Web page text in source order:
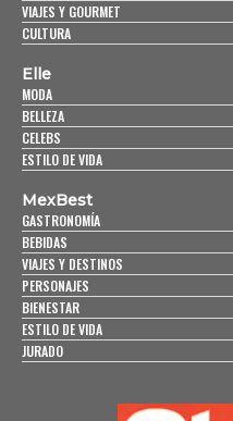
VIAJES Y GOURMET
CULTURA
Elle
MODA
BELLEZA
CELEBS
ESTILO DE VIDA
MexBest
GASTRONOMÍA
BEBIDAS
VIAJES Y DESTINOS
PERSONAJES
BIENESTAR
ESTILO DE VIDA
JURADO